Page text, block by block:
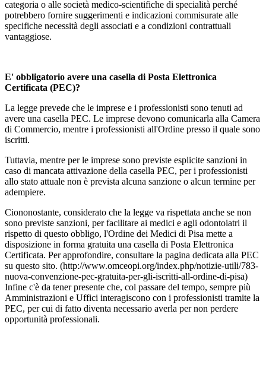
categoria o alle società medico-scientifiche di specialità perché
potrebbero fornire suggerimenti e indicazioni commisurate alle
specifiche necessità degli associati e a condizioni contrattuali
vantaggiose.
E' obbligatorio avere una casella di Posta Elettronica
Certificata (PEC)?
La legge prevede che le imprese e i professionisti sono tenuti ad
avere una casella PEC. Le imprese devono comunicarla alla Camera
di Commercio, mentre i professionisti all'Ordine presso il quale sono
iscritti.
Tuttavia, mentre per le imprese sono previste esplicite sanzioni in
caso di mancata attivazione della casella PEC, per i professionisti
allo stato attuale non è prevista alcuna sanzione o alcun termine per
adempiere.
Ciononostante, considerato che la legge va rispettata anche se non
sono previste sanzioni, per facilitare ai medici e agli odontoiatri il
rispetto di questo obbligo, l'Ordine dei Medici di Pisa mette a
disposizione in forma gratuita una casella di Posta Elettronica
Certificata. Per approfondire, consultare la pagina dedicata alla PEC
su questo sito. (http://www.omceopi.org/index.php/notizie-utili/783-
nuova-convenzione-pec-gratuita-per-gli-iscritti-all-ordine-di-pisa)
Infine c'è da tener presente che, col passare del tempo, sempre più
Amministrazioni e Uffici interagiscono con i professionisti tramite la
PEC, per cui di fatto diventa necessario averla per non perdere
opportunità professionali.